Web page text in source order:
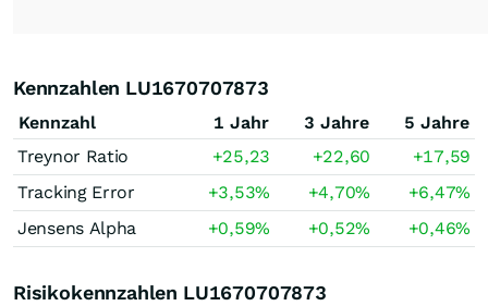
Kennzahlen LU1670707873
Kennzahl 1 Jahr 3 Jahre
5 Jahre
Treynor Ratio
+25,23 +22,60
+17,59
Tracking Error
+3,53% +4,70% +6,47%
Jensens Alpha
+0,59% +0,52% +0,46%
Risikokennzahlen LU1670707873